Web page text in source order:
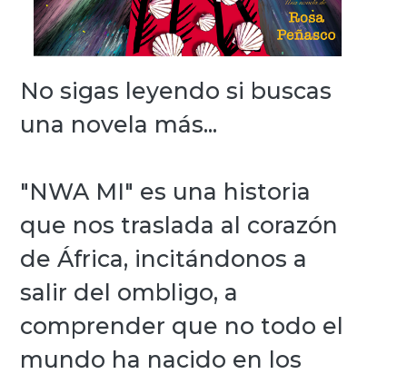
No sigas leyendo si buscas
una novela más...
"NWA MI" es una historia
que nos traslada al corazón
de África, incitándonos a
salir del ombligo, a
comprender que no todo el
mundo ha nacido en los